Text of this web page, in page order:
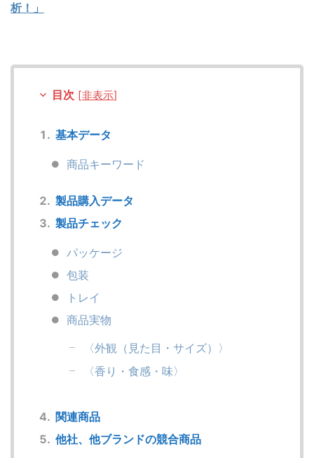
析！」
目次 [非表示]
基本データ
商品キーワード
製品購入データ
製品チェック
パッケージ
包装
トレイ
商品実物
〈外観（見た目・サイズ）〉
〈香り・食感・味〉
関連商品
他社、他ブランドの競合商品